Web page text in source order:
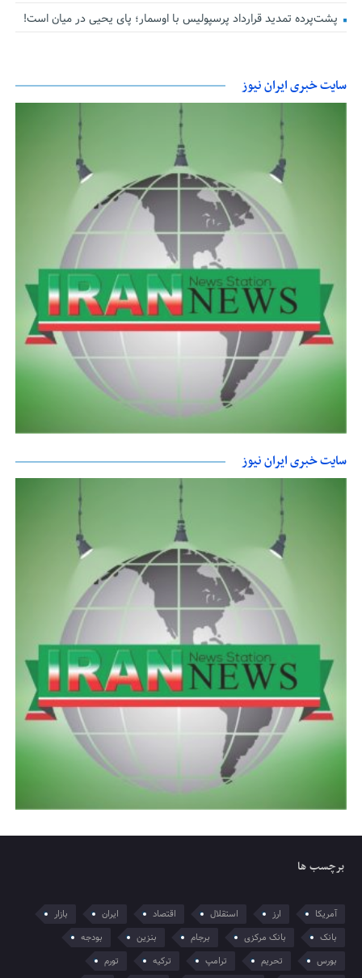
پشت‌پرده تمدید قرارداد پرسپولیس با اوسمار؛ پای یحیی در میان است!
سایت خبری ایران نیوز
سایت خبری ایران نیوز
برچسب ها
آمریکا ارز استقلال اقتصاد ایران
بازار
بانک
بانک مرکزی برجام بنزین
بودجه
بورس
تحریم ترامپ ترکیه
تورم